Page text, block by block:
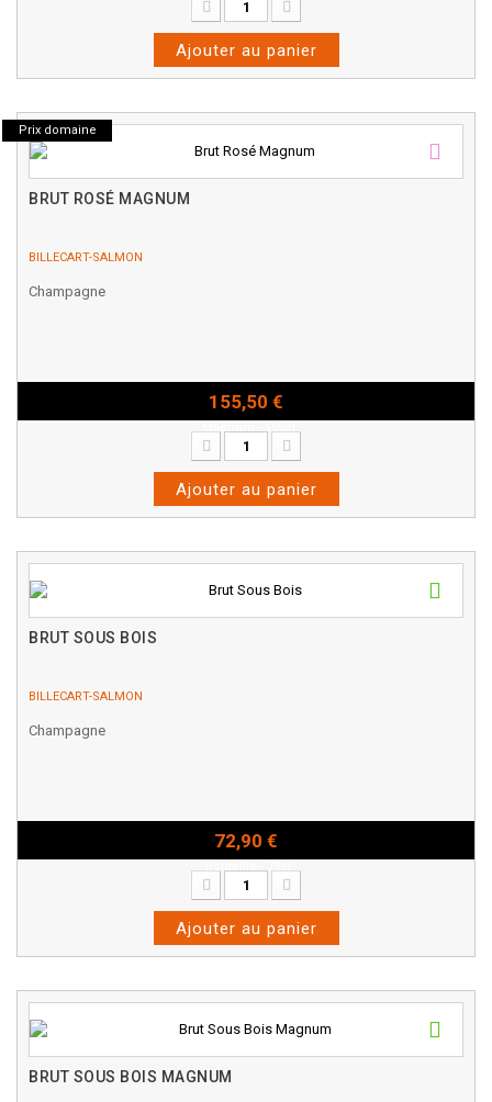
Ajouter au panier
Prix domaine
BRUT ROSÉ MAGNUM
BILLECART-SALMON
Champagne
155,50 €
Ajouter au panier
BRUT SOUS BOIS
BILLECART-SALMON
Champagne
72,90 €
Ajouter au panier
BRUT SOUS BOIS MAGNUM